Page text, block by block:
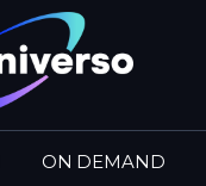
ON DEMAND